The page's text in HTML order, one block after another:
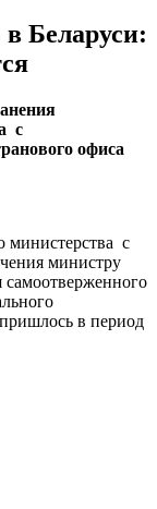
Беларуси:
с
офиса
министерства с
министру
самоотверженного
в период